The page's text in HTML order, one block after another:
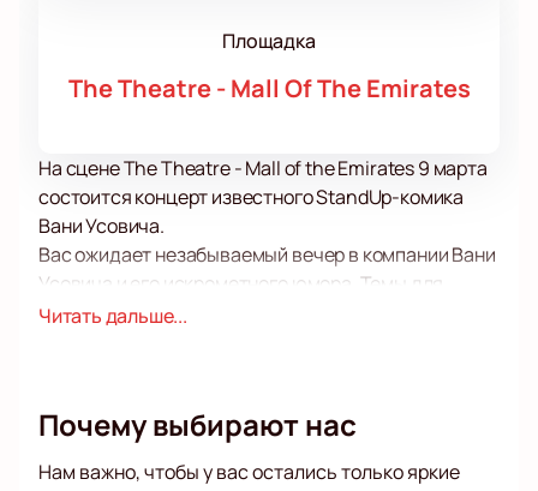
Площадка
The Theatre - Mall Of The Emirates
На сцене The Theatre - Mall of the Emirates 9 марта
состоится концерт известного StandUp-комика
Вани Усовича.
Вас ожидает незабываемый вечер в компании Вани
Усовича и его искрометного юмора. Темы для
шуток он черпает из своего окружения, интернета,
Темы для разговора с гостями концерта Вани
ситуации, которые он описывает, так близки
Читать дальше...
Почему выбирают нас
Нам важно, чтобы у вас остались только яркие